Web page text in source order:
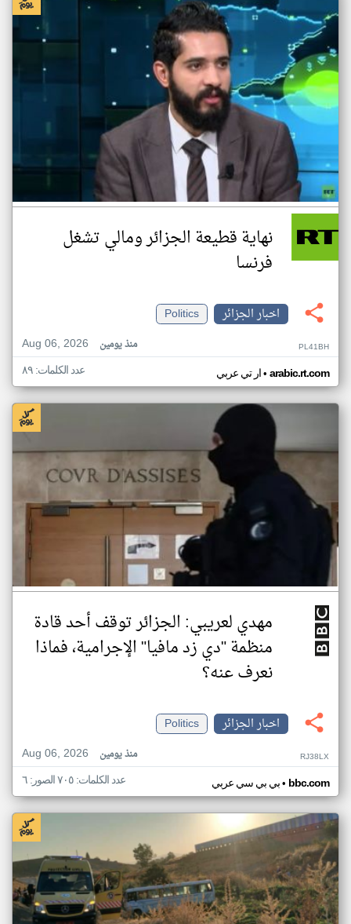
نهاية قطيعة الجزائر ومالي تشغل
فرنسا
اخبار الجزائر
Politics
Aug 06, 2026
منذ يومين PL41BH
ار تي عربي• arabic.rt.com عدد الكلمات: ٨٩
مهدي لعريبي: الجزائر توقف أحد قادة
منظمة "دي زد مافيا" الإجرامية، فماذا
نعرف عنه؟
اخبار الجزائر
Politics
Aug 06, 2026
منذ يومين RJ38LX
بي بي سي عربي• bbc.com عدد الكلمات: ٧٠٥ الصور: ٦